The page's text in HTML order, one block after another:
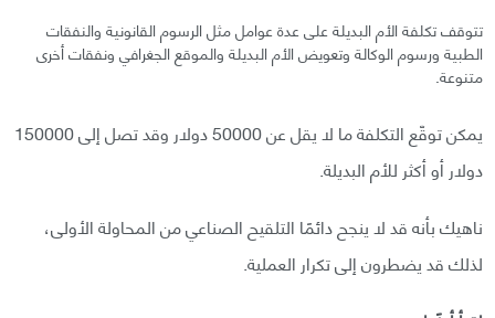
تتوقف تكلفة الأم البديلة على عدة عوامل مثل الرسوم القانونية والنفقات
الطبية ورسوم الوكالة وتعويض الأم البديلة والموقع الجغرافي ونفقات أخرى
متنوعة.
يمكن توقّع التكلفة ما لا يقل عن 50000 دولار وقد تصل إلى 150000
دولار أو أكثر للأم البديلة.
ناهيك بأنه قد لا ينجح دائمًا التلقيح الصناعي من المحاولة الأولى،
لذلك قد يضطرون إلى تكرار العملية.